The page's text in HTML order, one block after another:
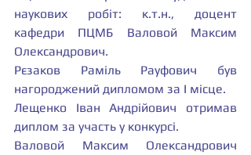
наукових робіт: к.т.н., доцент
кафедри ПЦМБ Валовой Максим
Олександрович.
Рєзаков Раміль Рауфович був
нагороджений дипломом за І місце.
Лещенко Іван Андрійович отримав
диплом за участь у конкурсі.
Валовой Максим Олександрович